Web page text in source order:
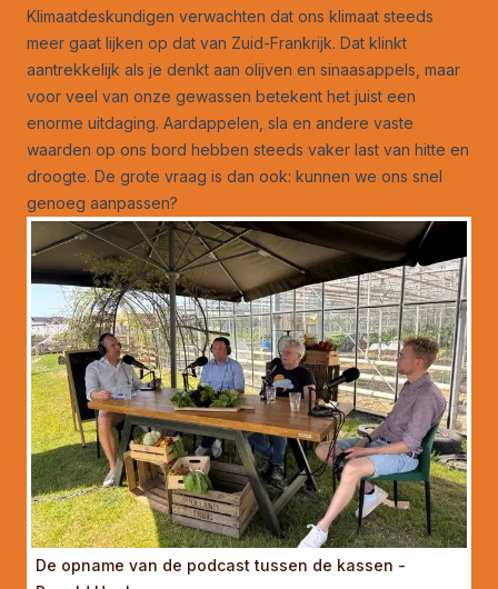
Klimaatdeskundigen verwachten dat ons klimaat steeds
meer gaat lijken op dat van Zuid-Frankrijk. Dat klinkt
aantrekkelijk als je denkt aan olijven en sinaasappels, maar
voor veel van onze gewassen betekent het juist een
enorme uitdaging. Aardappelen, sla en andere vaste
waarden op ons bord hebben steeds vaker last van hitte en
droogte. De grote vraag is dan ook: kunnen we ons snel
genoeg aanpassen?
De opname van de podcast tussen de kassen -